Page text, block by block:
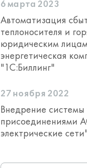
6 марта 2023
Автоматизация
теплоносителя и
юридическим
энергетическая
"1С:Биллинг"
27 ноября 2022
Внедрение системы
присоединениями
электрические